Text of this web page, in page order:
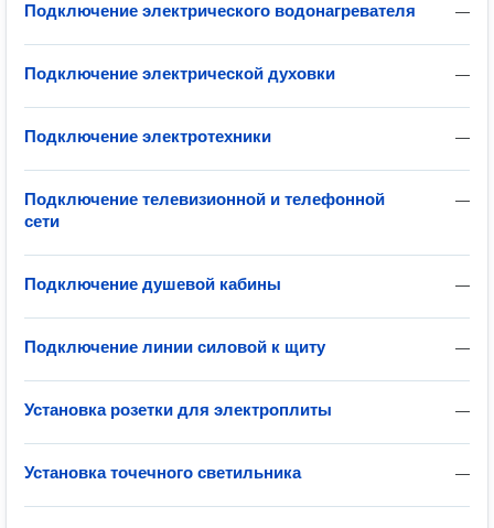
—
Подключение электрического водонагревателя
—
Подключение электрической духовки
—
Подключение электротехники
—
Подключение телевизионной и телефонной
сети
—
Подключение душевой кабины
—
Подключение линии силовой к щиту
—
Установка розетки для электроплиты
—
Установка точечного светильника